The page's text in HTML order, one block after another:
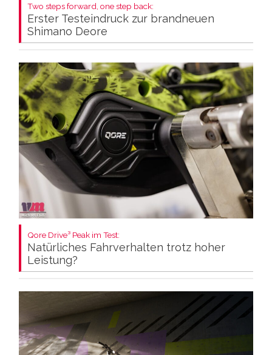
Two steps forward, one step back:
Erster Testeindruck zur brandneuen
Shimano Deore
Qore Drive³ Peak im Test:
Natürliches Fahrverhalten trotz hoher
Leistung?